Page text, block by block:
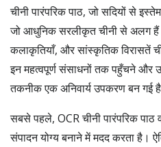
चीनी पारंपरिक पाठ, जो सदियों से
जो आधुनिक सरलीकृत चीनी से अलग
कलाकृतियाँ, और सांस्कृतिक विरासतें
इन महत्वपूर्ण संसाधनों तक पहुँचने और
तकनीक एक अनिवार्य उपकरण बन गई
सबसे पहले, OCR चीनी पारंपरिक पाठ
संपादन योग्य बनाने में मदद करता है।